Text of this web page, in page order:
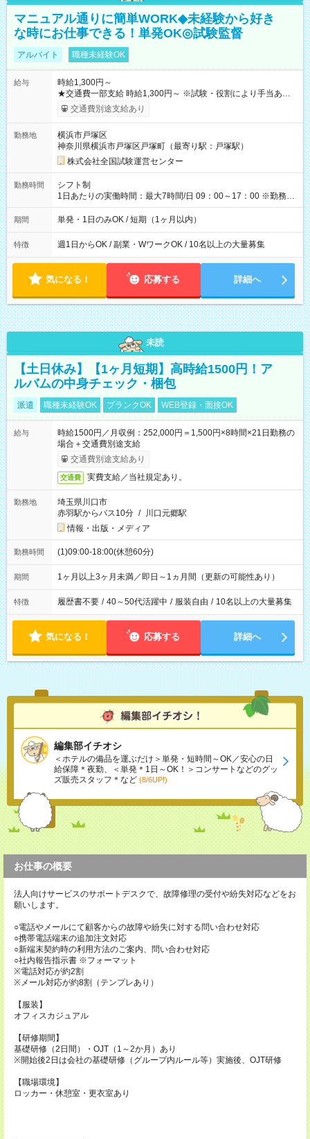
マニュアル通りに簡単WORK◆未経験から好き
な時にお仕事できる！単発OK◎試験監督
アルバイト 職種未経験OK
給与
時給1,300円～
★交通費一部支給 時給1,300円～ ※試験・役割により手当あり
※勤務回数により昇給あり 【即給（前払い）オプションあ
り！】 希望される場合、勤務から1週間ほどで給与の一部を受け
例】 ・河合塾模擬試験 8:30～17:30（休憩1時間） 時給1,300円
×8時間＝日収10,400円＋交通費 ※当日の役割により時給＋100
円の場合あり ・国家試験 7:00～13:30（休憩なし） 時給1,300
円（役割手当＋100円）×6時間＝日収8,400円＋交通費 【試用期
間】試用期間なし
交通費別途支給あり
勤務地
横浜市戸塚区
神奈川県横浜市戸塚区戸塚町（最寄り駅：戸塚駅）
株式会社全国試験運営センター
勤務時間
シフト制
1日あたりの実働時間：最大7時間/日 09：00～17：00 ※勤務時
間は 試験により異なります。
期間 単発・1日のみOK / 短期（1ヶ月以内）
特徴 週1日からOK / 副業・WワークOK / 10名以上の大量募集
気になる！ 応募する 詳細へ
未読
【土日休み】【1ヶ月短期】高時給1500円！ア
ルバムの中身チェック・梱包
派遣 職種未経験OK ブランクOK WEB登録・面接OK
給与
時給1500円／月収例：252,000円＝1,500円×8時間×21日勤務の
場合＋交通費別途支給
交通費別途支給あり
交通費 実費支給／当社規定あり。
勤務地
埼玉県川口市
赤羽駅からバス10分 / 川口元郷駅
情報・出版・メディア
勤務時間 (1)09:00-18:00(休憩60分)
期間 1ヶ月以上3ヶ月未満／即日～1ヵ月間（更新の可能性あり）
特徴 履歴書不要 / 40～50代活躍中 / 服装自由 / 10名以上の大量募集
気になる！ 応募する 詳細へ
編集部イチオシ
＜ホテルの備品を運ぶだけ＞単発・短時間～OK／安心の日
給保障＊夜勤、＜単発＊1日～OK！＞コンサートなどのグッ
ズ販売スタッフ＊など (8/6UP!)
お仕事の概要
法人向けサービスのサポートデスクで、故障修理の受付や紛失対応などをお
願いします。
○電話やメールにて顧客からの故障や紛失に対する問い合わせ対応
○携帯電話端末の追加注文対応
○新端末契約時の利用方法のご案内、問い合わせ対応
○社内報告指示書 ※フォーマット
※電話対応が約2割
※メール対応が約8割（テンプレあり）
【服装】
オフィスカジュアル
【研修期間】
基礎研修（2日間）・OJT（1～2か月）あり
※開始後2日は会社の基礎研修（グループ内ルール等）実施後、OJT研修
【職場環境】
ロッカー・休憩室・更衣室あり